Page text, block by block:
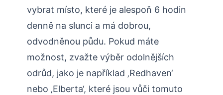
vybrat místo, které je alespoň 6 hodin
⁣denně na slunci a má dobrou,
odvodněnou půdu. Pokud máte
možnost, zvažte výběr odolnějších
odrůd, ‌jako je například ‚Redhaven‘
nebo ‚Elberta‘, které jsou vůči tomuto